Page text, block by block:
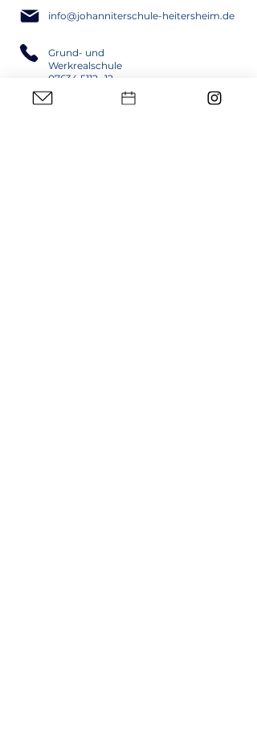
info@johanniterschule-heitersheim.de
Grund- und
Werkrealschule
07634 5112 -12
Realschule